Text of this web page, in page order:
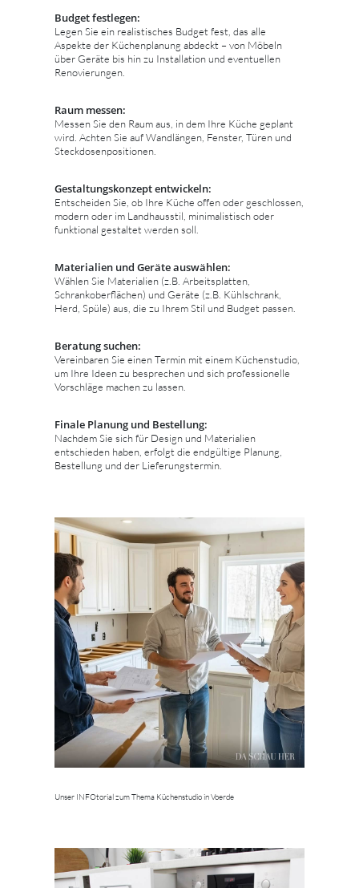
Budget festlegen:
Legen Sie ein realistisches Budget fest, das alle
Aspekte der Küchenplanung abdeckt – von Möbeln
über Geräte bis hin zu Installation und eventuellen
Renovierungen.
Raum messen:
Messen Sie den Raum aus, in dem Ihre Küche geplant
wird. Achten Sie auf Wandlängen, Fenster, Türen und
Steckdosenpositionen.
Gestaltungskonzept entwickeln:
Entscheiden Sie, ob Ihre Küche offen oder geschlossen,
modern oder im Landhausstil, minimalistisch oder
funktional gestaltet werden soll.
Materialien und Geräte auswählen:
Wählen Sie Materialien (z.B. Arbeitsplatten,
Schrankoberflächen) und Geräte (z.B. Kühlschrank,
Herd, Spüle) aus, die zu Ihrem Stil und Budget passen.
Beratung suchen:
Vereinbaren Sie einen Termin mit einem Küchenstudio,
um Ihre Ideen zu besprechen und sich professionelle
Vorschläge machen zu lassen.
Finale Planung und Bestellung:
Nachdem Sie sich für Design und Materialien
entschieden haben, erfolgt die endgültige Planung,
Bestellung und der Lieferungstermin.
Unser INFOtorial zum Thema Küchenstudio in Voerde